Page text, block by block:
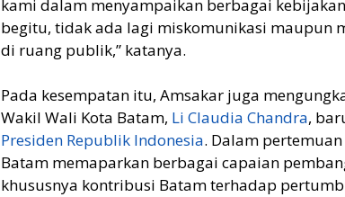
kami dalam menyampaikan berbagai
begitu, tidak ada lagi miskomunikasi maupun
di ruang publik,” katanya.
Pada kesempatan itu, Amsakar juga
Wakil Wali Kota Batam, Li Claudia Chandra,
Presiden Republik Indonesia. Dalam
Batam memaparkan berbagai capaian
khususnya kontribusi Batam terhadap